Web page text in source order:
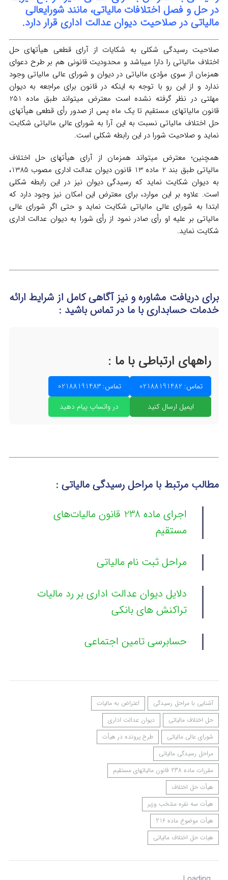
در حل و فصل اختلافات مالیاتی، مانند شورایعالی
مالیاتی در صلاحیت دیوان عدالت اداری قرار دارد.
صلاحیت رسیدگی شکلی به شکایات از آرای قطعی هیأتهای حل
اختلاف مالیاتی را دارا میباشد و محدودیت قانونی هم بر طرح دعوای
همزمان از سوی مؤدی مالیاتی در دیوان و شورای عالی مالیاتی وجود
ندارد و از این رو با توجه به اینکه در قانون برای مراجعه به دیوان
مهلتی در نظر گرفته نشده است معترض میتواند طبق ماده 251
قانون مالیاتهای مستقیم تا یک ماه پس از صدور رأی قطعی هیأتهای
حل اختلاف مالیاتی نسبت به این آرا به شورای عالی مالیاتی شکایت
نماید و صلاحیت شورا در این رابطه شکلی است.
همچنین؛ معترض میتواند همزمان از آرای هیأتهای حل اختلاف
مالیاتی طبق بند 2 ماده 13 قانون دیوان عدالت اداری مصوب 1385،
به دیوان شکایت نماید که رسیدگی دیوان نیز در این رابطه شکلی
است. علاوه بر این موارد، برای معترض این امکان نیز وجود دارد که
ابتدا به شورای عالی مالیاتی شکایت نماید و حتی اگر شورای عالی
مالیاتی بر علیه او رأی صادر نمود از رأی شورا به دیوان عدالت اداری
شکایت نماید.
برای دریافت مشاوره و نیز آگاهی کامل از شرایط ارائه
خدمات حسابداریبا ما در تماسباشید :
راههای ارتباطی با ما :
تماس: 02188191482
تماس: 02188191483
ایمیل ارسال کنید
در واتساپ پیام دهید
مطالب مرتبط با مراحل رسیدگی مالیاتی :
اجرای ماده 238 قانون مالیات‌های
مستقیم
مراحل ثبت نام مالیاتی
دلایل دیوان عدالت اداری بر رد مالیات
تراکنش های بانکی
حسابرسی تامین اجتماعی
آشنایی با مراحل رسیدگی
اعتراض به مالیات
حل اختلاف مالیاتی
دیوان عدالت اداری
شورای عالی مالیاتی
طرح پرونده در هیأت
مراحل رسیدگی مالیاتی
مقررات ماده 238 قانون مالیاتهای مستقیم
هیأت حل اختلاف
هیأت سه نفره منتخب وزیر
هیأت موضوع ماده 216
هیات حل اختلاف مالیاتی